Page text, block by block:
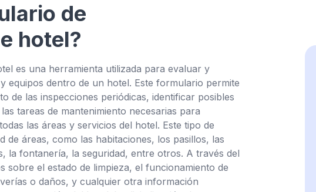
de
hotel?
es una herramienta utilizada para evaluar y
equipos dentro de un hotel. Este formulario permite
de las inspecciones periódicas, identificar posibles
tareas de mantenimiento necesarias para
las áreas y servicios del hotel. Este tipo de
áreas, como las habitaciones, los pasillos, las
la fontanería, la seguridad, entre otros. A través del
sobre el estado de limpieza, el funcionamiento de
o daños, y cualquier otra información